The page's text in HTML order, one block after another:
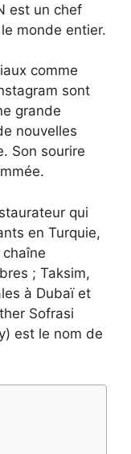
est un chef
monde entier.
comme
sont
grande
nouvelles
Son sourire
qui
en Turquie,
; Taksim,
à Dubaï et
Sofrasi
est le nom de